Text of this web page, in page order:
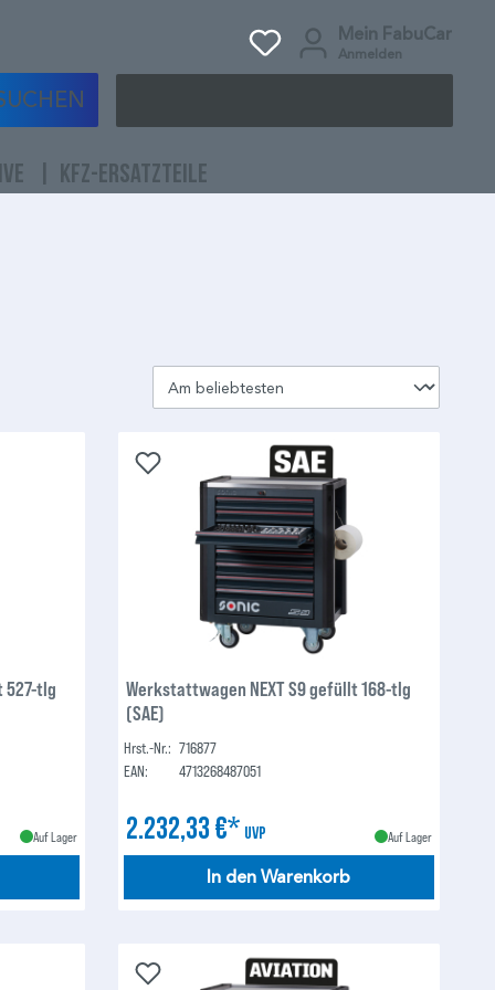
Mein FabuCar
Anmelden
KFZ-ERSATZTEILE
527-tlg
Auf Lager
Werkstattwagen NEXT S9 gefüllt 168-tlg
(SAE)
Hrst.-Nr.: 716877
EAN:
4713268487051
2.232,33 €* UVP Auf Lager
In den Warenkorb